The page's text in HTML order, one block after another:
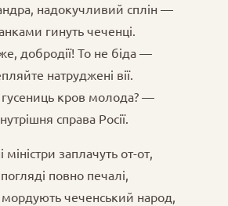
надокучливий сплін —
гинуть чеченці.
добродії! То не біда —
натруджені вії.
гусениць кров молода? —
справа Росії.
заплачуть от-от,
погляді повно печалі,
чеченський народ,